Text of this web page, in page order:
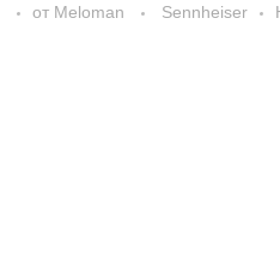
от Meloman Sennheiser